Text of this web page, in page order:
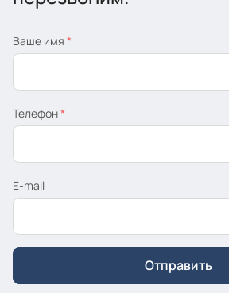
Ваше имя *
Телефон*
E-mail